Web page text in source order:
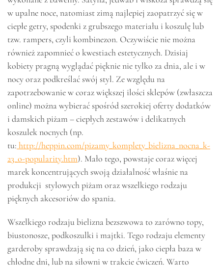
w upalne noce, natomiast zimą najlepiej zaopatrzyć się w
ciepłe getry, spodenki z grubszego materiału i koszulę lub
tzw. rampers, czyli kombinezon. Oczywiście nie można
również zapomnieć o kwestiach estetycznych. Dzisiaj
kobiety pragną wyglądać pięknie nie tylko za dnia, ale i w
nocy oraz podkreślać swój styl. Ze względu na
zapotrzebowanie w coraz większej ilości sklepów (zwłaszcza
online) można wybierać spośród szerokiej oferty dodatków
i damskich piżam – ciepłych zestawów i delikatnych
koszulek nocnych (np.
tu: http://heppin.com/pizamy_komplety_bielizna_nocna_k-
23_o-popularity.htm). Mało tego, powstaje coraz więcej
marek koncentrujących swoją działalność właśnie na
produkcji stylowych piżam oraz wszelkiego rodzaju
pięknych akcesoriów do spania.
Wszelkiego rodzaju bielizna bezszwowa to zarówno topy,
biustonosze, podkoszulki i majtki. Tego rodzaju elementy
garderoby sprawdzają się na co dzień, jako ciepła baza w
chłodne dni, lub na siłowni w trakcie ćwiczeń. Warto